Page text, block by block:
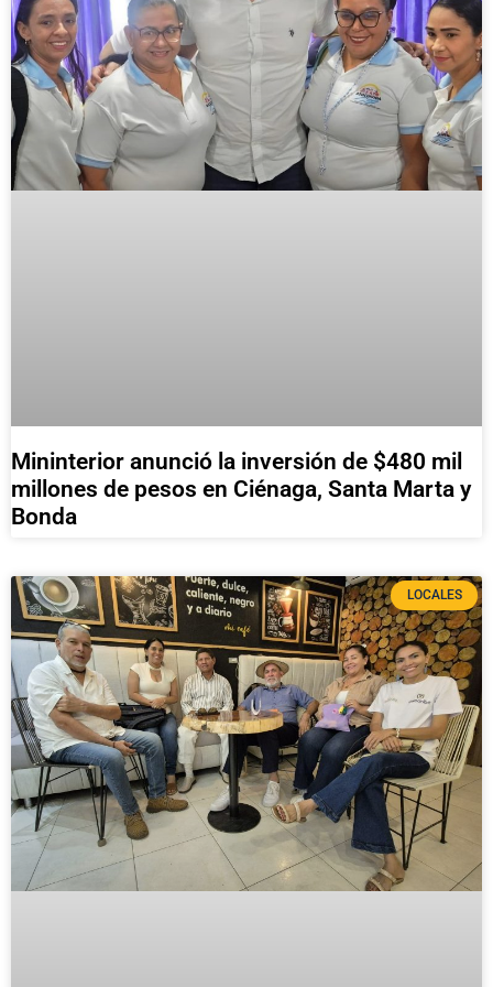
Mininterior anunció la inversión de $480 mil
millones de pesos en Ciénaga, Santa Marta y
Bonda
LOCALES